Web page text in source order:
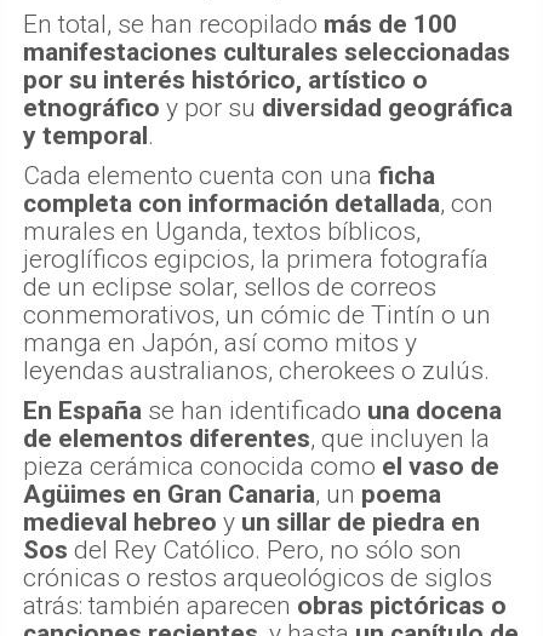
En total, se han recopilado más de 100
manifestaciones culturales seleccionadas
por su interés histórico, artístico o
etnográfico y por su diversidad geográfica
y temporal.
Cada elemento cuenta con una ficha
completa con información detallada, con
murales en Uganda, textos bíblicos,
jeroglíficos egipcios, la primera fotografía
de un eclipse solar, sellos de correos
conmemorativos, un cómic de Tintín o un
manga en Japón, así como mitos y
leyendas australianos, cherokees o zulús.
En España se han identificado una docena
de elementos diferentes, que incluyen la
pieza cerámica conocida como el vaso de
Agüimes en Gran Canaria, un poema
medieval hebreo y un sillar de piedra en
Sos del Rey Católico. Pero, no sólo son
crónicas o restos arqueológicos de siglos
atrás: también aparecen obras pictóricas o